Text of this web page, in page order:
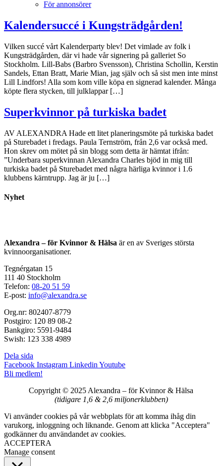
För annonsörer
Kalendersuccé i Kungsträdgården!
Vilken succé vårt Kalenderparty blev! Det vimlade av folk i
Kungsträdgården, där vi hade vår signering på galleriet So
Stockholm. Lill-Babs (Barbro Svensson), Christina Schollin, Kerstin
Sandels, Ettan Bratt, Marie Mian, jag själv och så sist men inte minst
Lill Lindfors! Alla som kom ville köpa en signerad kalender. Många
köpte flera stycken, till julklappar […]
Superkvinnor på turkiska badet
AV ALEXANDRA Hade ett litet planeringsmöte på turkiska badet
på Sturebadet i fredags. Paula Ternström, från 2,6 var också med.
Hon skrev om mötet på sin blogg som detta är hämtat ifrån:
”Underbara superkvinnan Alexandra Charles bjöd in mig till
turkiska badet på Sturebadet med några härliga kvinnor i 1.6
klubbens kärntrupp. Jag är ju […]
Nyhet
Alexandra – för Kvinnor & Hälsa är en av Sveriges största
kvinnoorganisationer.
Tegnérgatan 15
111 40 Stockholm
Telefon: 08-20 51 59
E-post: info@alexandra.se
Org.nr: 802407-8779
Postgiro: 120 89 08-2
Bankgiro: 5591-9484
Swish: 123 338 4989
Dela sida
Facebook Instagram Linkedin Youtube
Bli medlem!
Copyright © 2025 Alexandra – för Kvinnor & Hälsa
(tidigare 1,6 & 2,6 miljonerklubben)
Vi använder cookies på vår webbplats för att komma ihåg din
varukorg, inloggning och liknande. Genom att klicka "Acceptera"
godkänner du användandet av cookies.
ACCEPTERA
Manage consent